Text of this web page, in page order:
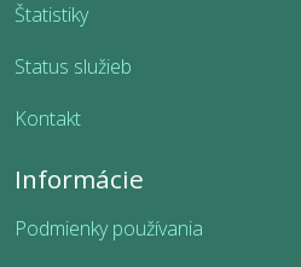
Štatistiky
Status služieb
Kontakt
Informácie
Podmienky používania